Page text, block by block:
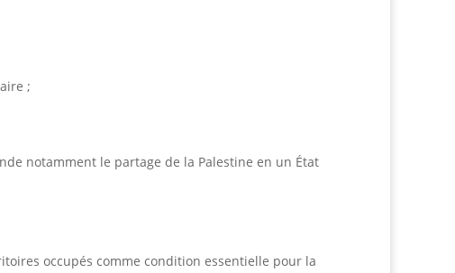
;
notamment le partage de la Palestine en un État
occupés comme condition essentielle pour la